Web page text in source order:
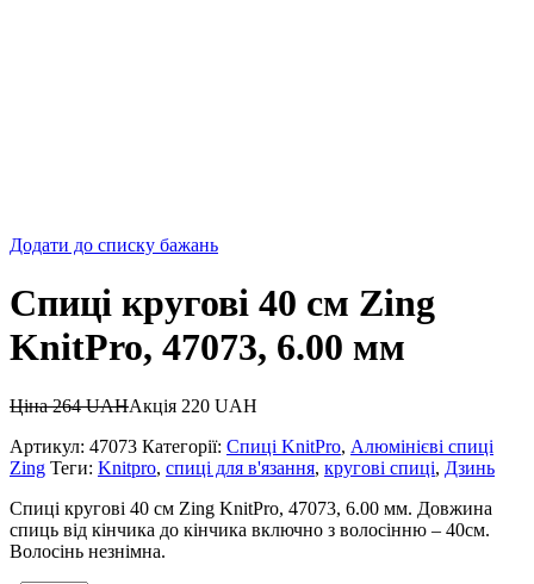
Додати до списку бажань
Спиці кругові 40 см Zing
KnitPro, 47073, 6.00 мм
Ціна264UAHАкція 220 UAH
Артикул: 47073 Категорії: Спиці KnitPro, Алюмінієві спиці
Zing Теги: Knitpro, спиці для в'язання, кругові спиці, Дзинь
Спиці кругові 40 см Zing KnitPro, 47073, 6.00 мм. Довжина
спиць від кінчика до кінчика включно з волосінню – 40см.
Волосінь незнімна.